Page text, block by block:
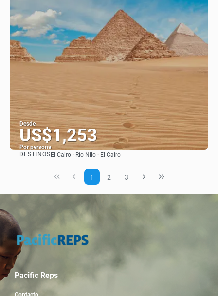
Desde
US$1,253
Por persona
DESTINOSEl Cairo · Río Nilo · El Cairo
1 2 3
Pacific Reps
Contacto